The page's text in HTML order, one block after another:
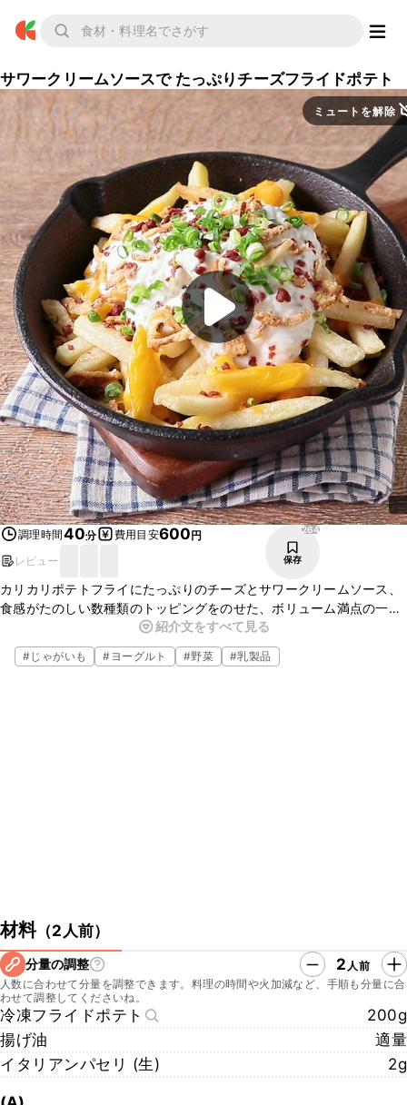
サワークリームソースで たっぷりチーズフライドポテト
ミュートを解除
調理時間40分 費用目安600円
レビュー
264
保存
カリカリポテトフライにたっぷりのチーズとサワークリームソース、
食感がたのしい数種類のトッピングをのせた、ボリューム満点の一品
です。やみつきになること間違いなしのおいしさですよ。簡単に作る
ことができ、見栄えがいいのでパーティーなどにもぴったりです。ぜ
ひお試しくださいね。
紹介文をすべて見る
#じゃがいも #ヨーグルト #野菜 #乳製品
材料（2人前）
分量の調整 2 人前
人数に合わせて分量を調整できます。料理の時間や火加減など、手順も分量に合
わせて調整してくださいね。
冷凍フライドポテト
200g
揚げ油
適量
イタリアンパセリ (生)
2g